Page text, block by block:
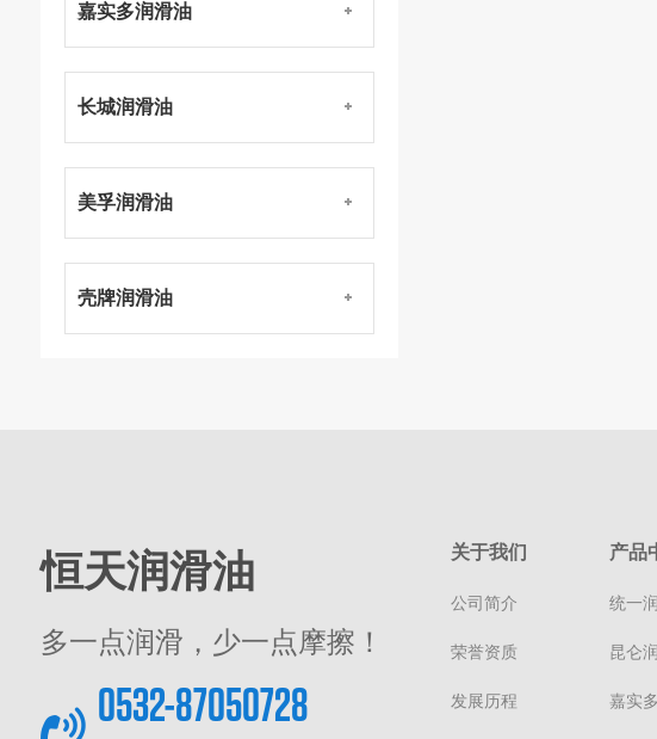
嘉实多润滑油
长城润滑油
美孚润滑油
壳牌润滑油
恒天润滑油
多一点润滑，少一点摩擦！
0532-87050728
关于我们
公司简介
荣誉资质
发展历程
产品
统一
昆仑
嘉实